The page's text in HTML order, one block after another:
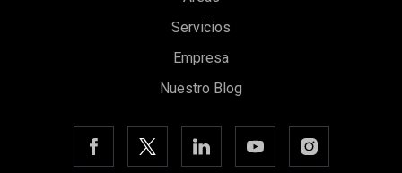
Servicios
Empresa
Nuestro Blog